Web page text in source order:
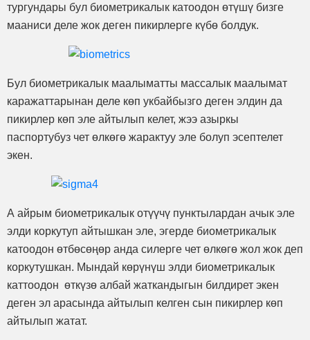
тургундары бул биометрикалык катоодон өтүшү бизге
мааниси деле жок деген пикирлерге күбө болдук.
Бул биометрикалык маалыматты массалык маалымат
каражаттарынан деле көп укбайбызго деген элдин да
пикирлер көп эле айтылып келет, жээ азыркы
паспортубуз чет өлкөгө жарактуу эле болуп эсептелет
экен.
А айрым биометрикалык отүүчү пунктылардан ачык эле
элди коркутуп айтышкан эле, эгерде биометрикалык
катоодон өтбөсөңөр анда силерге чет өлкөгө жол жок деп
коркутушкан. Мындай көрүнүш элди биометрикалык
каттоодон өткүзө албай жаткандыгын билдирет экен
деген эл арасында айтылып келген сын пикирлер көп
айтылып жатат.